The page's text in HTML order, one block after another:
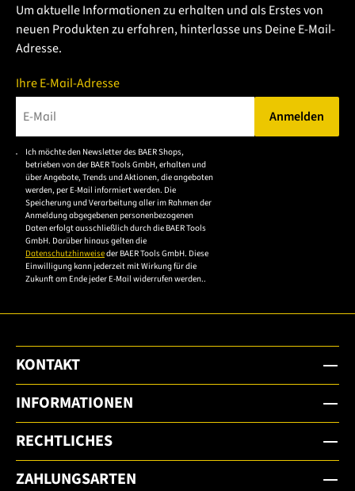
Um aktuelle Informationen zu erhalten und als Erstes von
neuen Produkten zu erfahren, hinterlasse uns Deine E-Mail-
Adresse.
Ihre E-Mail-Adresse
Bitte geben Sie eine gültige E-Mail-Adresse ein.
Anmelden
Ich möchte den Newsletter des BAER Shops,
betrieben von der BAER Tools GmbH, erhalten und
über Angebote, Trends und Aktionen, die angeboten
werden, per E-Mail informiert werden. Die
Speicherung und Verarbeitung aller im Rahmen der
Anmeldung abgegebenen personenbezogenen
Daten erfolgt ausschließlich durch die BAER Tools
GmbH. Darüber hinaus gelten die
Datenschutzhinweiseder BAER Tools GmbH. Diese
Einwilligung kann jederzeit mit Wirkung für die
Zukunft am Ende jeder E-Mail widerrufen werden..
KONTAKT
INFORMATIONEN
RECHTLICHES
ZAHLUNGSARTEN